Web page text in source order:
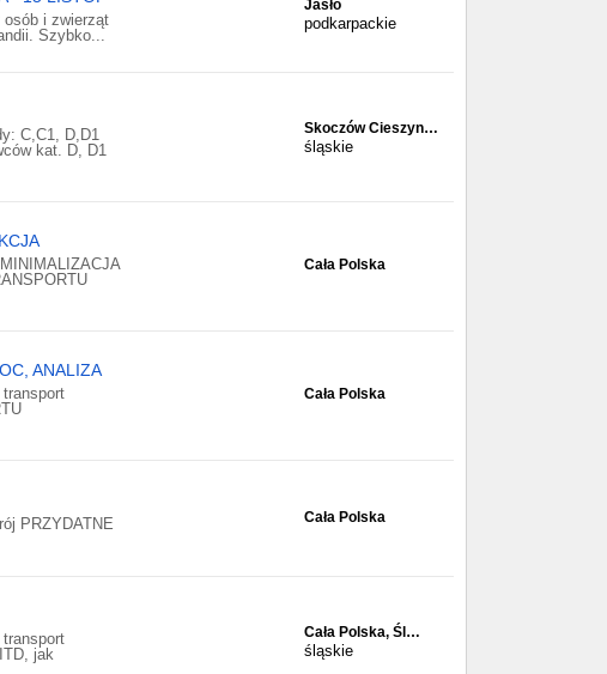
osób i zwierząt
Szybko...
Jasło
podkarpackie
C,C1, D,D1
kat. D, D1
Skoczów Cieszyn…
śląskie
Cała Polska
ANALIZA
Cała Polska
PRZYDATNE
Cała Polska
jak
Cała Polska, Śl…
śląskie